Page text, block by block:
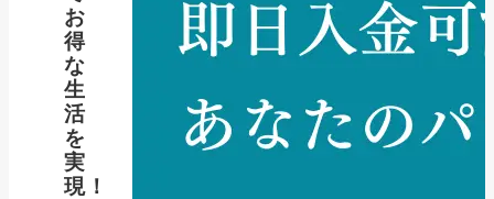
お
得
な
生
活
を
実
現！